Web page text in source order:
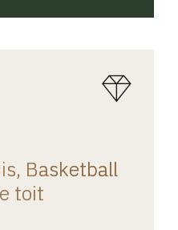
Basketball
toit